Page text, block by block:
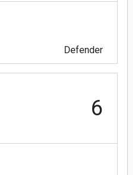
Defender
6